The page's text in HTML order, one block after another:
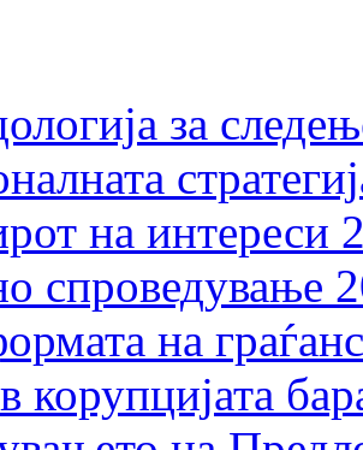
за
на интереси
спроведување
на
корупцијата